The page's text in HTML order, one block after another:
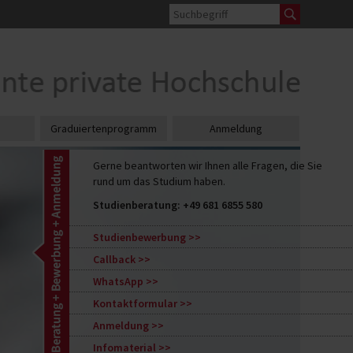
Gerne beantworten wir Ihnen alle Fragen, die Sie
rund um das Studium haben.
Studienberatung: +49 681 6855 580
Studienbewerbung
Callback
WhatsApp
Kontaktformular
Anmeldung
Infomaterial
Graduiertenprogramm Anmeldung